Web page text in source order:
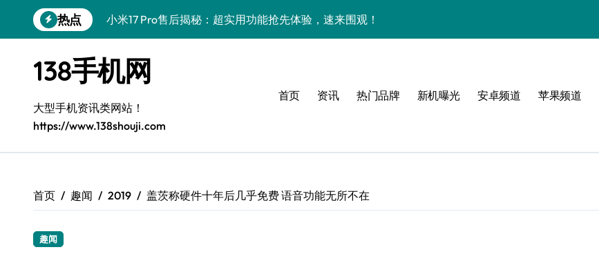
到
热点
小米17 Pro售后揭秘：超实用功能抢先体验，速来围观！
vivo S50 Pro mini售后保障，小巧机身畅享海量资讯
三星Galaxy Z Fold7抢先探秘，手机售后管家揭秘新机亮点
Galaxy S25 Ultra颜值巅峰，定制主题潮酷上线！
Galaxy S25+闪亮登场，巧用技巧秒变焦点
Galaxy S26+颜值爆升！机皇美颜秘籍大公开
138手机网
大型手机资讯类网站！
https://www.138shouji.com
首页 资讯 热门品牌 新机曝光 安卓频道 苹果频道
首页 趣闻 2019 盖茨称硬件十年后几乎免费 语音功能无所不在
趣闻